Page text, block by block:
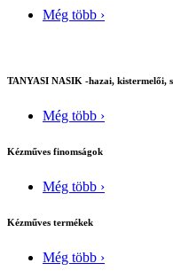
Még több ›
TANYASI NASIK -hazai, kistermelői,
Még több ›
Kézműves finomságok
Még több ›
Kézműves termékek
Még több ›